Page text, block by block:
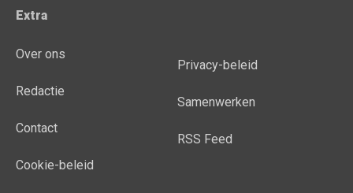
Extra
Over ons
Redactie
Contact
Cookie-beleid
Privacy-beleid
Samenwerken
RSS Feed